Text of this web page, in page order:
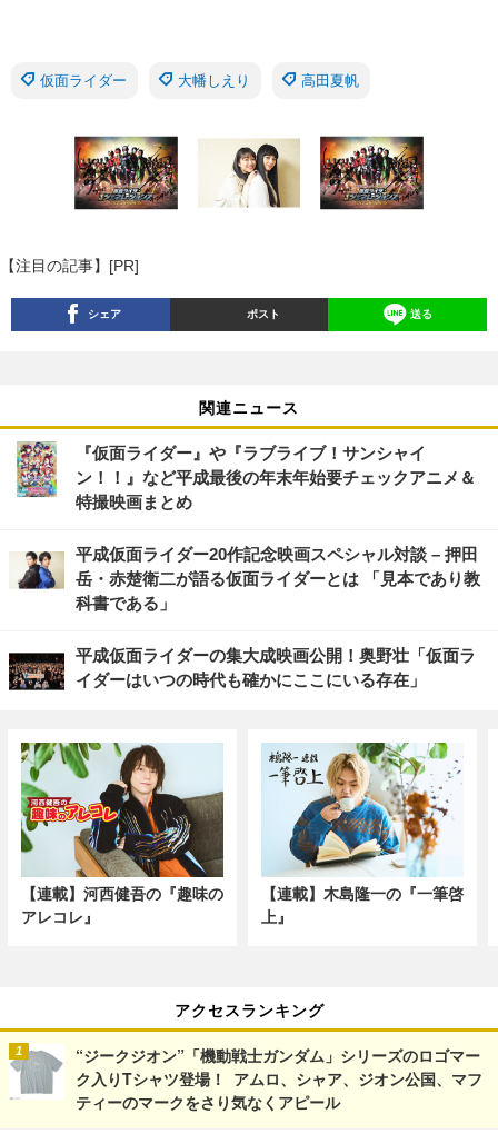
仮面ライダー 大幡しえり 高田夏帆
【注目の記事】[PR]
シェア ポスト 送る
関連ニュース
『仮面ライダー』や『ラブライブ！サンシャイ
ン！！』など平成最後の年末年始要チェックアニメ＆
特撮映画まとめ
平成仮面ライダー20作記念映画スペシャル対談 – 押田
岳・赤楚衛二が語る仮面ライダーとは 「見本であり教
科書である」
平成仮面ライダーの集大成映画公開！奥野壮「仮面ラ
イダーはいつの時代も確かにここにいる存在」
【連載】河西健吾の『趣味の
アレコレ』
【連載】木島隆一の『一筆啓
上』
アクセスランキング
“ジークジオン”「機動戦士ガンダム」シリーズのロゴマー
ク入りTシャツ登場！ アムロ、シャア、ジオン公国、マフ
ティーのマークをさり気なくアピール